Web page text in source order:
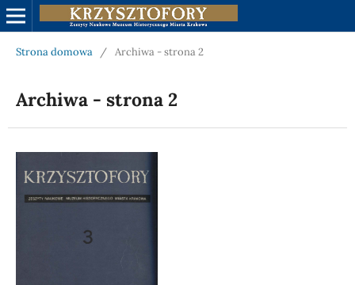
Strona domowa / Archiwa - strona 2
Archiwa - strona 2